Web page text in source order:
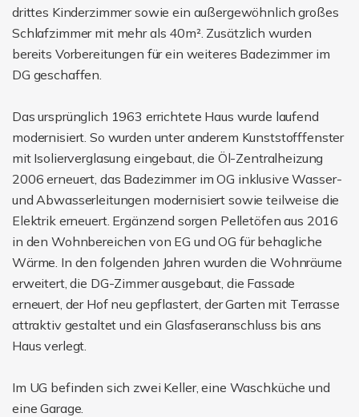
drittes Kinderzimmer sowie ein außergewöhnlich großes
Schlafzimmer mit mehr als 40m². Zusätzlich wurden
bereits Vorbereitungen für ein weiteres Badezimmer im
DG geschaffen.
Das ursprünglich 1963 errichtete Haus wurde laufend
modernisiert. So wurden unter anderem Kunststofffenster
mit Isolierverglasung eingebaut, die Öl-Zentralheizung
2006 erneuert, das Badezimmer im OG inklusive Wasser-
und Abwasserleitungen modernisiert sowie teilweise die
Elektrik erneuert. Ergänzend sorgen Pelletöfen aus 2016
in den Wohnbereichen von EG und OG für behagliche
Wärme. In den folgenden Jahren wurden die Wohnräume
erweitert, die DG-Zimmer ausgebaut, die Fassade
erneuert, der Hof neu gepflastert, der Garten mit Terrasse
attraktiv gestaltet und ein Glasfaseranschluss bis ans
Haus verlegt.
Im UG befinden sich zwei Keller, eine Waschküche und
eine Garage.